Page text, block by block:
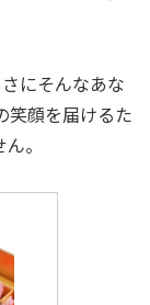
にそんなあな
笑顔を届けるた
。